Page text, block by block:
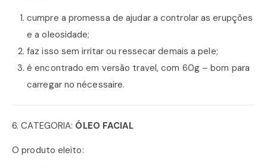
cumpre a promessa de ajudar a controlar as erupções
e a oleosidade;
faz isso sem irritar ou ressecar demais a pele;
é encontrado em versão travel, com 60g – bom para
carregar no nécessaire.
6. CATEGORIA: ÓLEO FACIAL
O produto eleito: